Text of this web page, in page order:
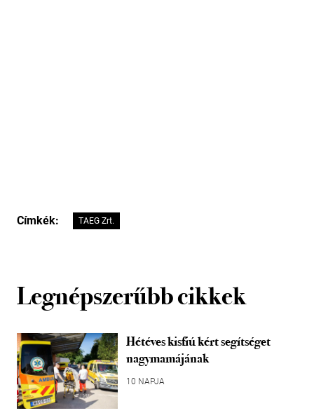
Címkék: TAEG Zrt.
Legnépszerűbb cikkek
Hétéves kisfiú kért segítséget
nagymamájának
10 NAPJA